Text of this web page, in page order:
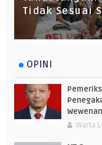
Tidak Sesuai
OPINI
Warta